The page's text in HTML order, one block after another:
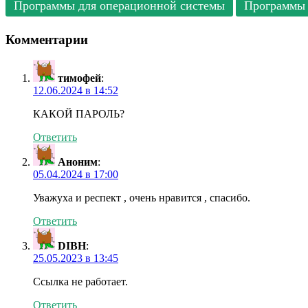
Программы для операционной системы Программы
Комментарии
тимофей:
12.06.2024 в 14:52
КАКОЙ ПАРОЛЬ?
Ответить
Аноним:
05.04.2024 в 17:00
Уважуха и респект , очень нравится , спасибо.
Ответить
DIBH:
25.05.2023 в 13:45
Ссылка не работает.
Ответить